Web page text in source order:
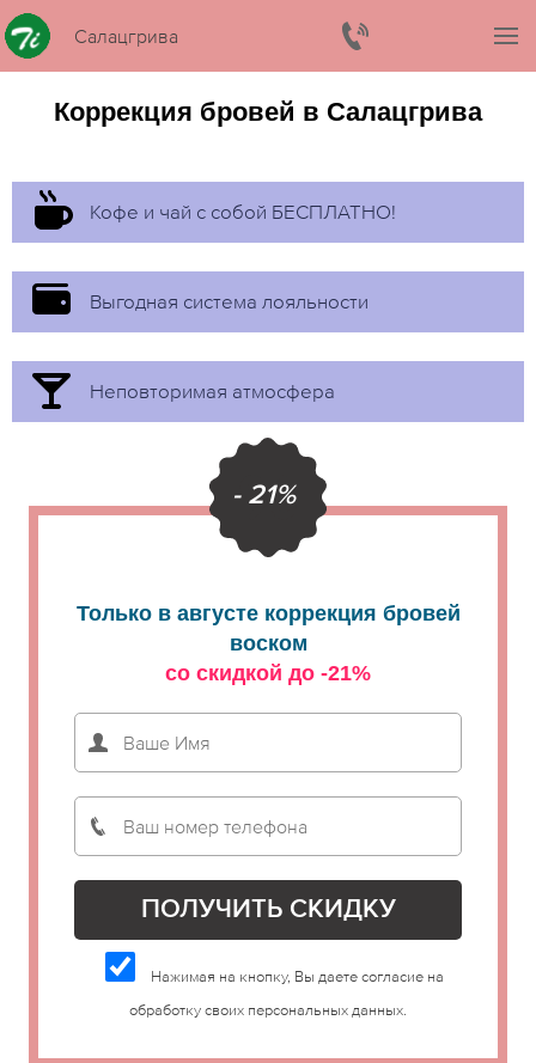
Салацгрива
Коррекция бровей в Салацгрива
Кофе и чай с собой БЕСПЛАТНО!
Выгодная система лояльности
Неповторимая атмосфера
- 21%
Только в августе коррекция бровей
воском
со скидкой до -21%
Нажимая на кнопку, Вы даете согласие на
обработку своих персональных данных.